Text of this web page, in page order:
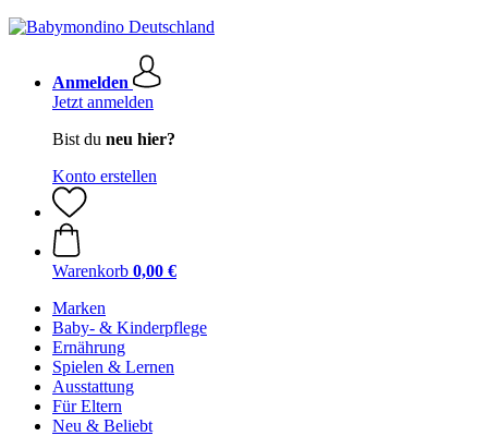
Anmelden
Jetzt anmelden
Bist du neu hier?
Konto erstellen
Warenkorb 0,00 €
Marken
Baby- & Kinderpflege
Ernährung
Spielen & Lernen
Ausstattung
Für Eltern
Neu & Beliebt